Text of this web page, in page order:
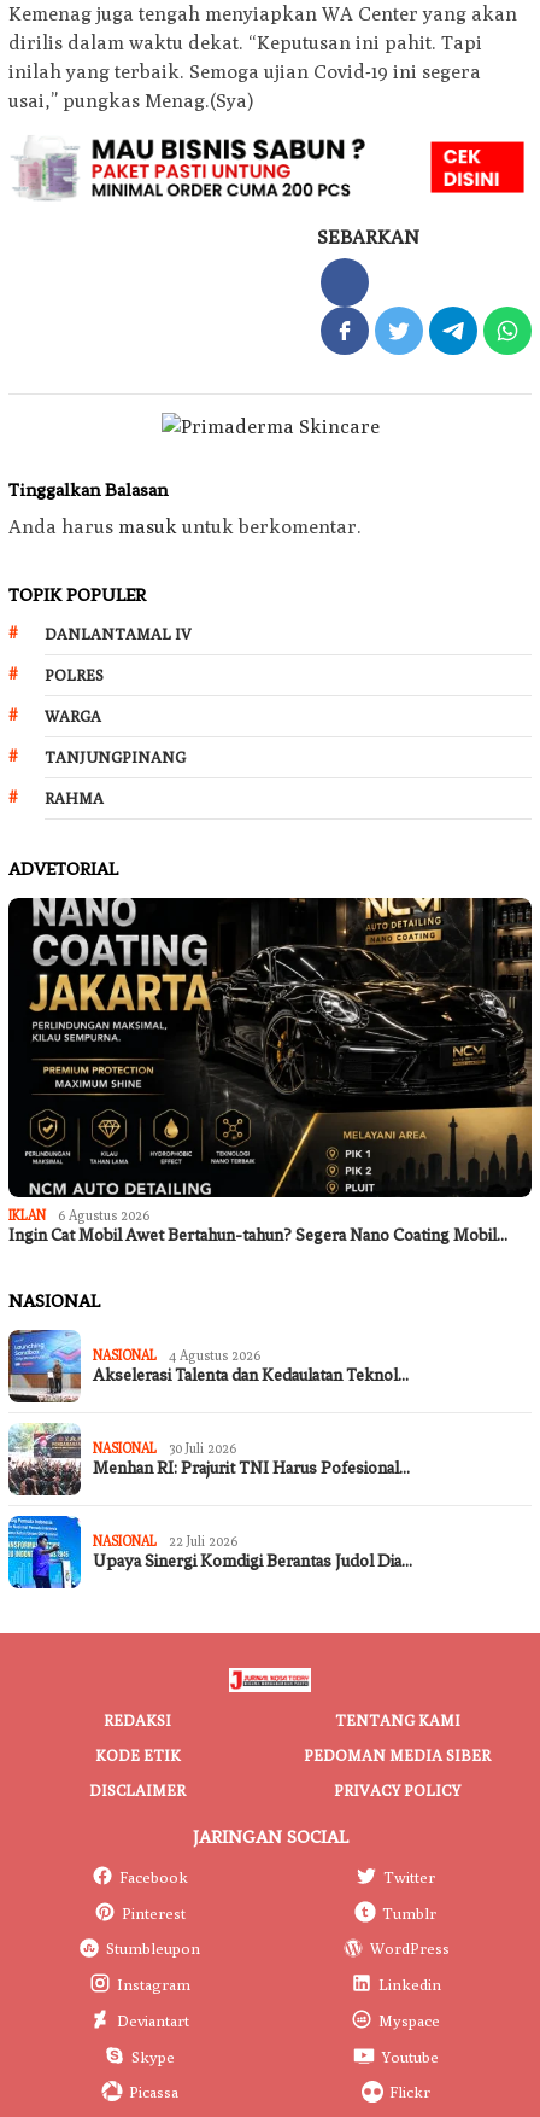
Kemenag juga tengah menyiapkan WA Center yang akan
dirilis dalam waktu dekat. “Keputusan ini pahit. Tapi
inilah yang terbaik. Semoga ujian Covid-19 ini segera
usai,” pungkas Menag.(Sya)
SEBARKAN
Tinggalkan Balasan
Anda harus masuk untuk berkomentar.
TOPIK POPULER
DANLANTAMAL IV
POLRES
WARGA
TANJUNGPINANG
RAHMA
ADVETORIAL
IKLAN 6 Agustus 2026
Ingin Cat Mobil Awet Bertahun-tahun? Segera Nano Coating Mobil…
NASIONAL
NASIONAL 4 Agustus 2026
Akselerasi Talenta dan Kedaulatan Teknol…
NASIONAL 30 Juli 2026
Menhan RI: Prajurit TNI Harus Pofesional…
NASIONAL 22 Juli 2026
Upaya Sinergi Komdigi Berantas Judol Dia…
REDAKSI
TENTANG KAMI
KODE ETIK
PEDOMAN MEDIA SIBER
DISCLAIMER
PRIVACY POLICY
JARINGAN SOCIAL
Facebook
Twitter
Pinterest
Tumblr
Stumbleupon
WordPress
Instagram
Linkedin
Deviantart
Myspace
Skype
Youtube
Picassa
Flickr